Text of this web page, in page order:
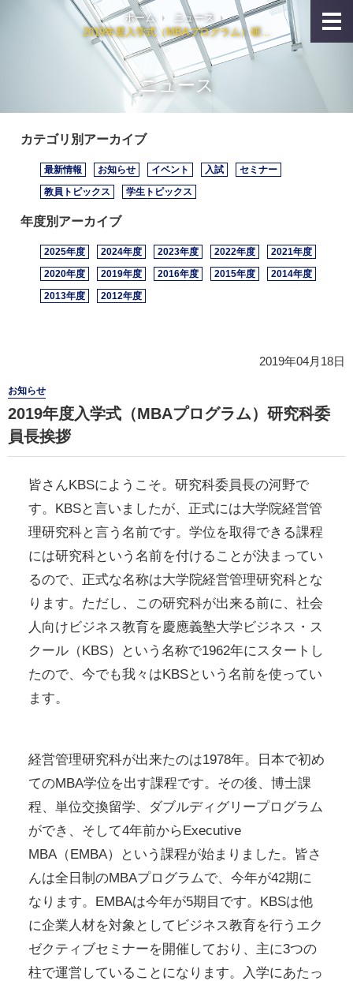
ホーム
ニュース
2019年度入学式（MBAプログラム）研...
ニュース
カテゴリ別アーカイブ
最新情報 お知らせ イベント 入試
セミナー
教員トピックス
学生トピックス
年度別アーカイブ
2025年度 2024年度 2023年度 2022年度
2021年度
2020年度
2019年度 2016年度 2015年度
2014年度
2013年度
2012年度
2019年04月18日
お知らせ
2019年度入学式（MBAプログラム）研究科委
員長挨拶
皆さんKBSにようこそ。研究科委員長の河野で
す。KBSと言いましたが、正式には大学院経営管
理研究科と言う名前です。学位を取得できる課程
には研究科という名前を付けることが決まってい
るので、正式な名称は大学院経営管理研究科とな
ります。ただし、この研究科が出来る前に、社会
人向けビジネス教育を慶應義塾大学ビジネス・ス
クール（KBS）という名称で1962年にスタートし
たので、今でも我々はKBSという名前を使ってい
ます。
経営管理研究科が出来たのは1978年。日本で初め
てのMBA学位を出す課程です。その後、博士課
程、単位交換留学、ダブルディグリープログラム
ができ、そして4年前からExecutive
MBA（EMBA）という課程が始まりました。皆さ
んは全日制のMBAプログラムで、今年が42期に
なります。EMBAは今年が5期目です。KBSは他
に企業人材を対象としてビジネス教育を行うエク
ゼクティブセミナーを開催しており、主に3つの
柱で運営していることになります。入学にあたっ